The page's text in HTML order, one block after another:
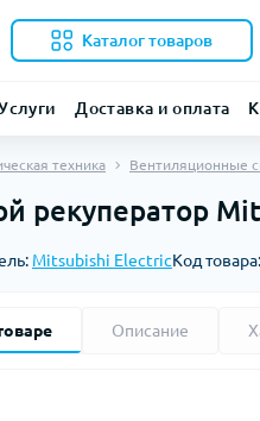
Каталог товаров
Доставка и оплата
техника Вентиляционные
рекуператор
Mitsubishi ElectricКод товара:
Описание